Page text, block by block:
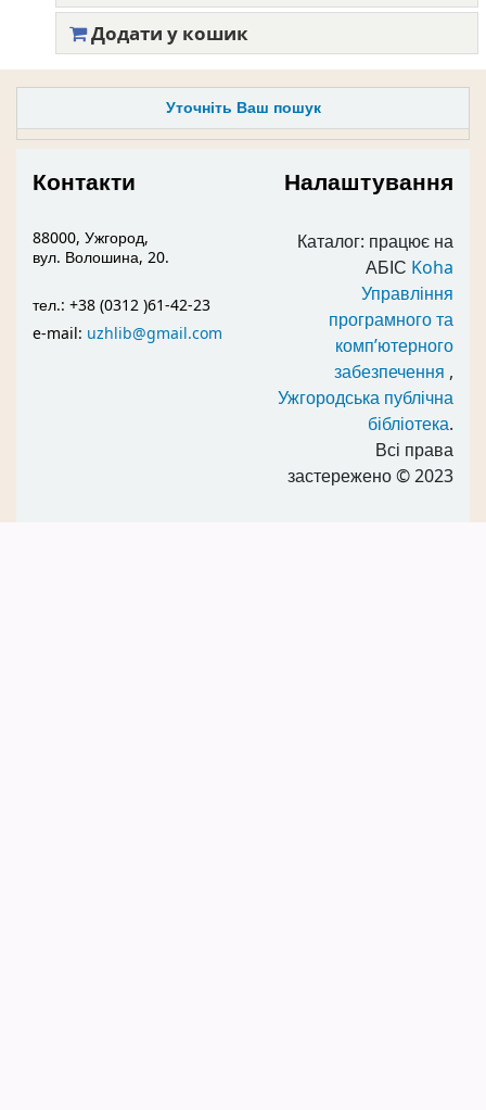
Уточніть Ваш пошук
Додати у кошик
Контакти
88000, Ужгород,
вул. Волошина, 20.
тел.: +38 (0312 )61-42-23
e-mail: uzhlib@gmail.com
Налаштування
Каталог: працює на
АБІС Koha
Управління
програмного та
комп’ютерного
забезпечення ,
Ужгородська публічна
бібліотека.
Всі права
застережено© 2023